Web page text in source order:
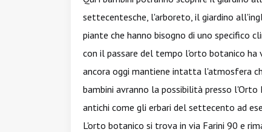
settecentesche, l'arboreto, il giardino
piante che hanno bisogno di uno specifico
con il passare del tempo l'orto botanico ha
ancora oggi mantiene intatta l'atmosfera
bambini avranno la possibilità presso
antichi come gli erbari del settecento ad
L'orto botanico si trova in via Farini 90 e